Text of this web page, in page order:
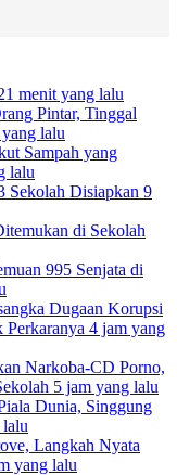
menit yang lalu
Pintar, Tinggal
lalu
Sampah yang
lalu
Sekolah Disiapkan 9
di Sekolah
995 Senjata di
Dugaan Korupsi
Perkaranya 4 jam yang
Narkoba-CD Porno,
5 jam yang lalu
Dunia, Singgung
Langkah Nyata
yang lalu